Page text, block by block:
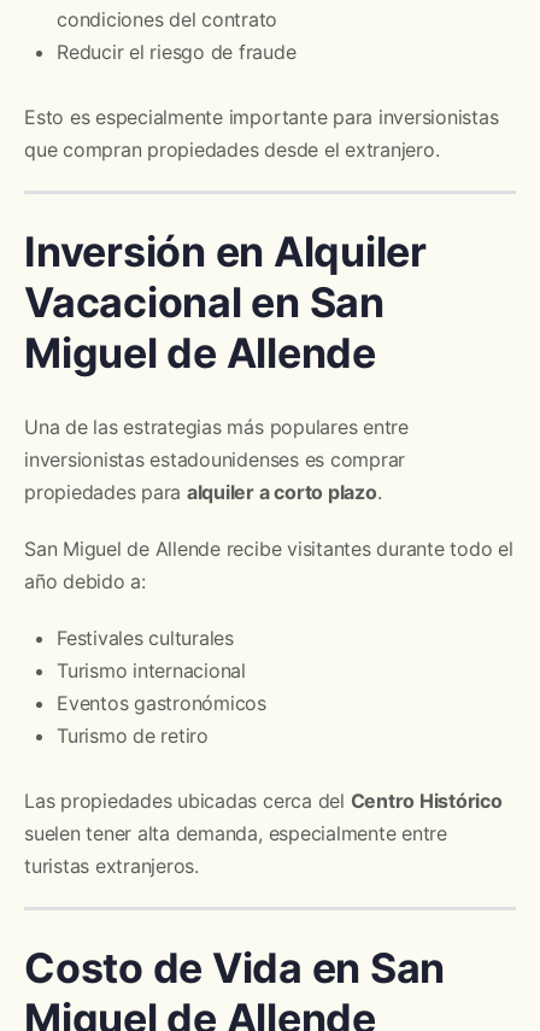
condiciones del contrato
Reducir el riesgo de fraude
Esto es especialmente importante para inversionistas
que compran propiedades desde el extranjero.
Inversión en Alquiler
Vacacional en San
Miguel de Allende
Una de las estrategias más populares entre
inversionistas estadounidenses es comprar
propiedades para alquiler a corto plazo.
San Miguel de Allende recibe visitantes durante todo el
año debido a:
Festivales culturales
Turismo internacional
Eventos gastronómicos
Turismo de retiro
Las propiedades ubicadas cerca del Centro Histórico
suelen tener alta demanda, especialmente entre
turistas extranjeros.
Costo de Vida en San
Miguel de Allende